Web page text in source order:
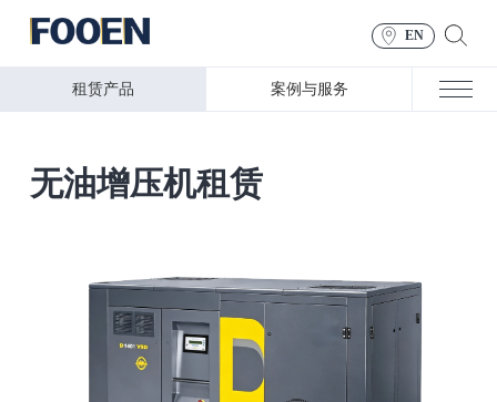
租赁产品 案例与服务
EN
无油增压机租赁